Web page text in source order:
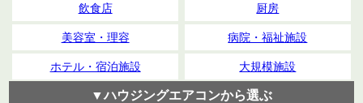
飲食店 厨房
美容室・理容 病院・福祉施設
ホテル・宿泊施設 大規模施設
▼ハウジングエアコンから選ぶ